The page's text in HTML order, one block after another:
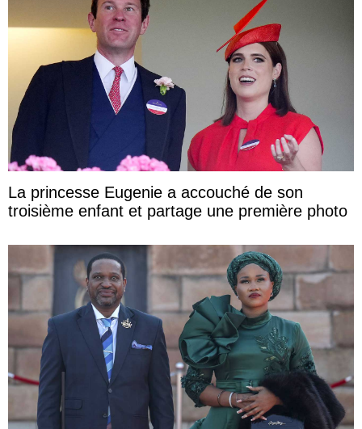
La princesse Eugenie a accouché de son
troisième enfant et partage une première photo